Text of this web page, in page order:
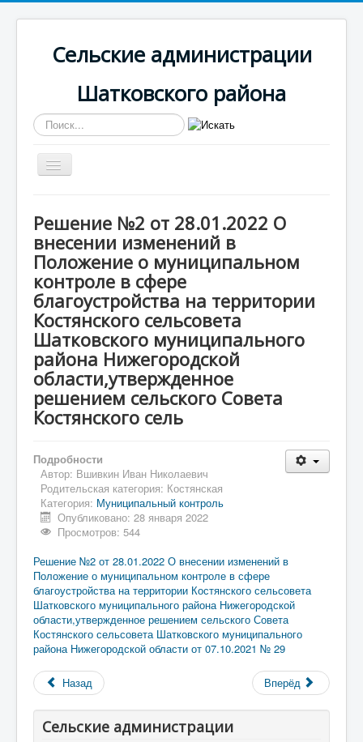
Сельские администрации
Шатковского района
Искать...
Включить/
выключить
Муниципальный контроль
Муниципальный контроль
Решение №2 от 28.01.2022 О внесении изменений в
Положение о муниципальном контроле в сфере
благоустройства на территории Костянского
сельсовета Шатковского муниципального района
Нижегородской области,утвержденное решением
сельского Совета Костянского сель
Решение №2 от 28.01.2022 О
внесении изменений в
Положение о муниципальном
контроле в сфере
благоустройства на территории
Костянского сельсовета
Шатковского муниципального
района Нижегородской
области,утвержденное
решением сельского Совета
Костянского сель
Подробности
Автор: Вшивкин Иван Николаевич
Родительская категория: Костянская
Категория: Муниципальный контроль
Опубликовано: 28 января 2022
Просмотров: 544
Решение №2 от 28.01.2022 О внесении изменений в
Положение о муниципальном контроле в сфере
благоустройства на территории Костянского сельсовета
Шатковского муниципального района Нижегородской
области,утвержденное решением сельского Совета
Костянского сельсовета Шатковского муниципального
района Нижегородской области от 07.10.2021 № 29
Назад Вперёд
Сельские администрации